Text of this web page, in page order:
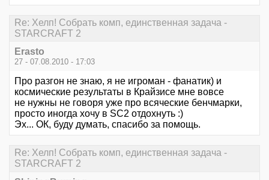
Re: Хелп! Собрать комп, единственная задача -
STARCRAFT 2
Erasto
27 - 07.08.2010 - 17:03
Про разгон не знаю, я не игроман - фанатик) и
космические результаты в Крайзисе мне вовсе
не нужны не говоря уже про всяческие бенчмарки,
просто иногда хочу в SC2 отдохнуть :)
Эх... ОК, буду думать, спасибо за помощь.
Re: Хелп! Собрать комп, единственная задача -
STARCRAFT 2